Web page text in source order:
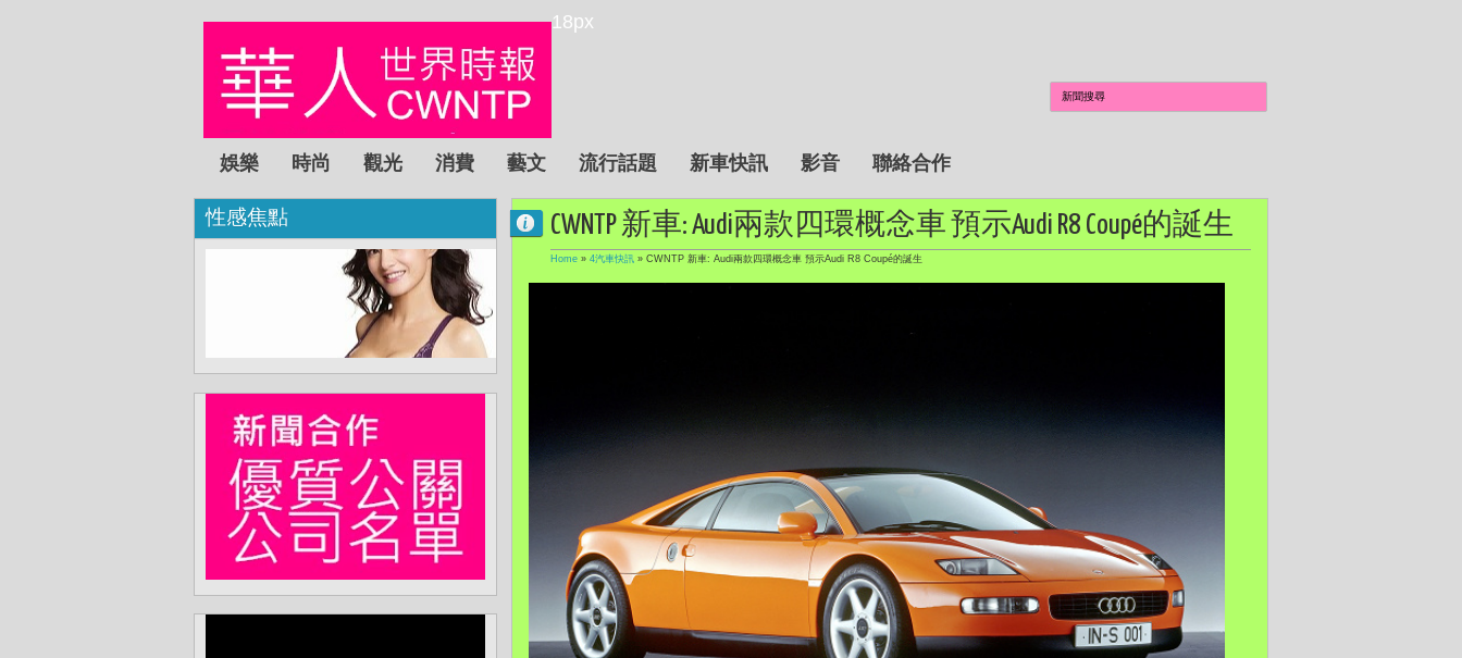
18px
娛樂 時尚 觀光 消費 藝文 流行話題 新車快訊 影音 聯絡合作
CWNTP 新車: Audi兩款四環概念車 預示Audi R8 Coupé的誕生
Home » 4汽車快訊 » CWNTP 新車: Audi兩款四環概念車 預示Audi R8 Coupé的誕生
性感焦點